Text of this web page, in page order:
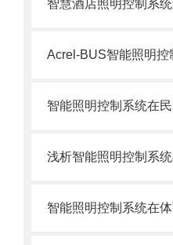
智慧酒店照明控制系
Acrel-BUS智能照明控
智能照明控制系统在